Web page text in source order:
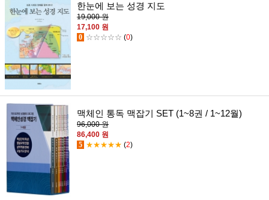
한눈에 보는 성경 지도
19,000 원
17,100 원
0 ☆☆☆☆☆ (0)
맥체인 통독 맥잡기 SET (1~8권 / 1~12월)
96,000 원
86,400 원
5 ★★★★★ (2)